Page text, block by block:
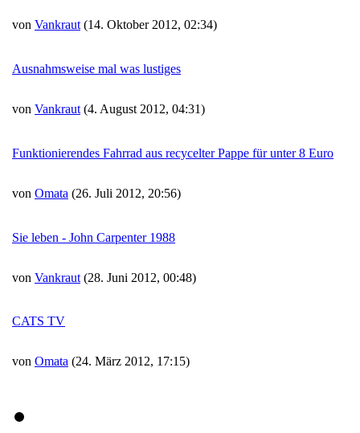
von Vankraut (14. Oktober 2012, 02:34)
Ausnahmsweise mal was lustiges
von Vankraut (4. August 2012, 04:31)
Funktionierendes Fahrrad aus recycelter Pappe für unter 8 Euro
von Omata (26. Juli 2012, 20:56)
Sie leben - John Carpenter 1988
von Vankraut (28. Juni 2012, 00:48)
CATS TV
von Omata (24. März 2012, 17:15)